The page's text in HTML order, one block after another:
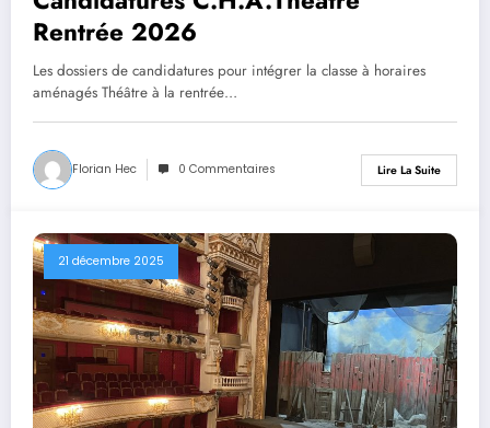
Rentrée 2026
Les dossiers de candidatures pour intégrer la classe à horaires
aménagés Théâtre à la rentrée…
Florian Hec 0 Commentaires Lire La Suite
21 décembre 2025